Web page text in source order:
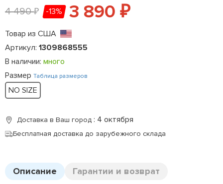
4 490₽ -13% 3 890 ₽
Товар из США
Артикул: 1309868555
В наличии: много
Размер Таблица размеров
NO SIZE
Доставка в Ваш город : 4 октября
Бесплатная доставка до зарубежного склада
Описание Гарантии и возврат